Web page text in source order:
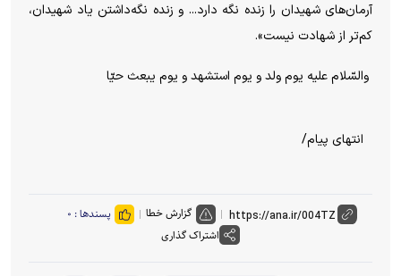
آرمان‌های شهیدان را زنده نگه دارد... و زنده نگه‌داشتن یاد شهیدان،
کم‌تر از شهادت نیست».
والسّلام علیه یوم ولد و یوم استشهد و یوم یبعث حیّا
انتهای پیام/
گزارش خطا پسندها : ۰
اشتراک گذاری